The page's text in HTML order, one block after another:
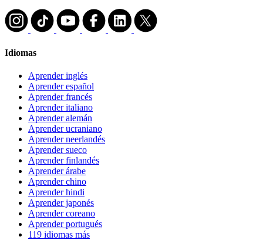
Idiomas
Aprender inglés
Aprender español
Aprender francés
Aprender italiano
Aprender alemán
Aprender ucraniano
Aprender neerlandés
Aprender sueco
Aprender finlandés
Aprender árabe
Aprender chino
Aprender hindi
Aprender japonés
Aprender coreano
Aprender portugués
119 idiomas más